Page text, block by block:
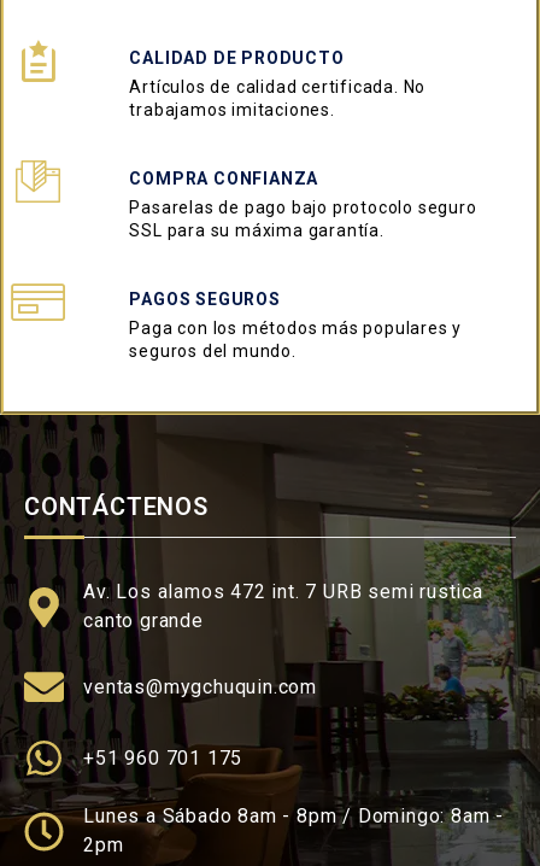
CALIDAD DE PRODUCTO
Artículos de calidad certificada. No
trabajamos imitaciones.
COMPRA CONFIANZA
Pasarelas de pago bajo protocolo seguro
SSL para su máxima garantía.
PAGOS SEGUROS
Paga con los métodos más populares y
seguros del mundo.
CONTÁCTENOS
Av. Los alamos 472 int. 7 URB semi rustica
canto grande
ventas@mygchuquin.com
+51 960 701 175
Lunes a Sábado 8am - 8pm / Domingo: 8am -
2pm